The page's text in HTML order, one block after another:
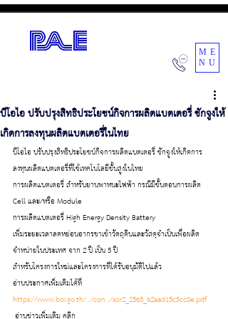
ME
NU
บีโอไอ ปรับปรุงสิทธิประโยชน์กิจการผลิตแบตเตอรี่ ชักจูงให้
เกิดการลงทุนผลิตแบตเตอรี่ในไทย
บีโอไอ ปรับปรุงสิทธิประโยชน์กิจการผลิตแบตเตอรี่ ชักจูงให้เกิดการ
ลงทุนผลิตแบตเตอรี่ที่ใช้เทคโนโลยีขั้นสูงในไทย
การผลิตแบตเตอรี่ สำหรับยานพาหนะไฟฟ้า กรณีมีขั้นตอนการผลิต
Cell และ/หรือ Module
การผลิตแบตเตอรี่ High Energy Density Battery
เพิ่มระยะเวลาลดหย่อนอากรขาเข้าวัตถุดิบและวัสดุจำเป็นเพื่อผลิต
จำหน่ายในประเทศ จาก 2 ปี เป็น 5 ปี
สำหรับโครงการใหม่และโครงการที่ได้รับอนุมัติไปแล้ว
อ่านประกาศเพิ่มเติมได้ที่
https://www.boi.go.th/.../con.../sor2_2565_62aad15c5cc0e.pdf
อ่านข่าวเพิ่มเติม คลิก